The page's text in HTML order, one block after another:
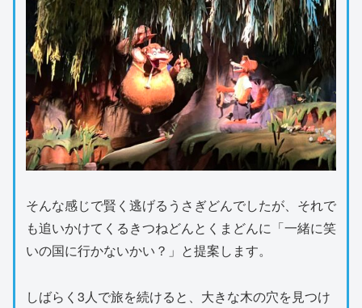
そんな感じで賢く逃げるうさぎどんでしたが、それで
も追いかけてくるきつねどんとくまどんに「一緒に笑
いの国に行かないかい？」と提案します。
しばらく3人で旅を続けると、大きな木の穴を見つけ